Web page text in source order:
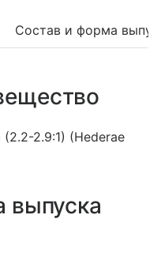
Состав и форма
2.9:1) (Hederae
выпуска